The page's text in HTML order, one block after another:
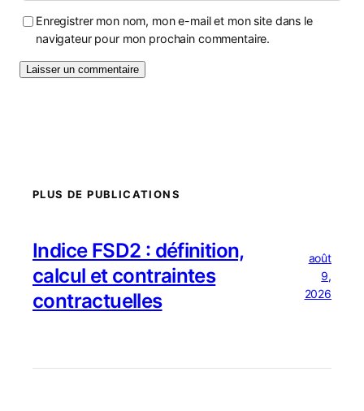
Enregistrer mon nom, mon e-mail et mon site dans le
navigateur pour mon prochain commentaire.
PLUS DE PUBLICATIONS
Indice FSD2 : définition,
calcul et contraintes
contractuelles
août
9,
2026